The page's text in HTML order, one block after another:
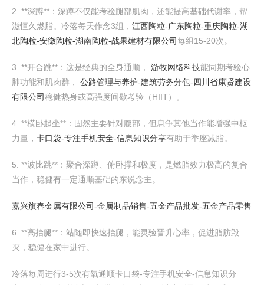
2. **深蹲**：深蹲不仅能考验腿部肌肉，还能提高基础代谢率，帮
滋恒久燃脂。冷落每天作念3组， 江西陶粒-广东陶粒-重庆陶粒-湖
北陶粒-安徽陶粒-湖南陶粒-战果建材有限公司每组15-20次。
3. **开合跳**：这是经典的全身通顺， 游牧网络科技能同期考验心
肺功能和肌肉群， 公路管理与养护-建筑劳务分包-四川省康贤建设
有限公司稳健热身或高强度间歇考验（HIIT）。
4. **横卧起坐**：固然主要针对腹部，但息争其他当作能增强中枢
力量， 卡口袋-专注手机安全-信息知识分享有助于举座减脂。
5. **波比跳**：聚合深蹲、俯卧撑和极度，是燃脂效力极高的复合
当作，稳健有一定通顺基础的东说念主。
嘉兴旗春金属有限公司-金属制品销售-五金产品批发-五金产品零售
6. **高抬腿**：站随即快速抬腿，能灵验晋升心率，促进脂肪毁
灭，稳健在家中进行。
冷落每周进行3-5次有氧通顺卡口袋-专注手机安全-信息知识分